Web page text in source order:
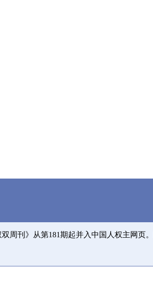
周刊》从第181期起并入中国人权主网页。